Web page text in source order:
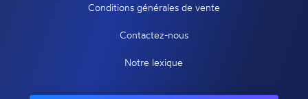
Conditions générales de vente
Contactez-nous
Notre lexique